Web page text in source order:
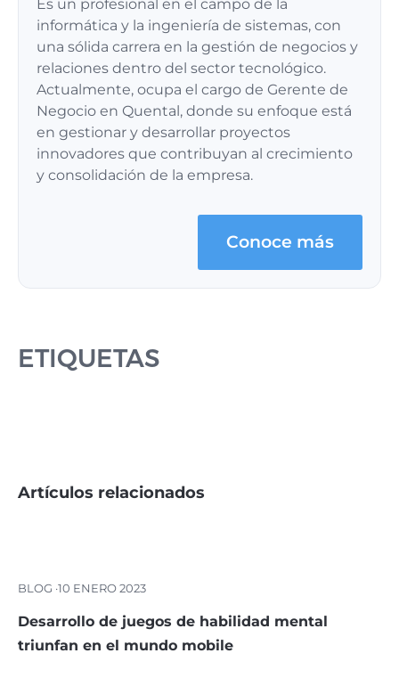
Es un profesional en el campo de la
informática y la ingeniería de sistemas, con
una sólida carrera en la gestión de negocios y
relaciones dentro del sector tecnológico.
Actualmente, ocupa el cargo de Gerente de
Negocio en Quental, donde su enfoque está
en gestionar y desarrollar proyectos
innovadores que contribuyan al crecimiento
y consolidación de la empresa.
Conoce más
ETIQUETAS
Artículos relacionados
BLOG ·10 ENERO 2023
Desarrollo de juegos de habilidad mental
triunfan en el mundo mobile